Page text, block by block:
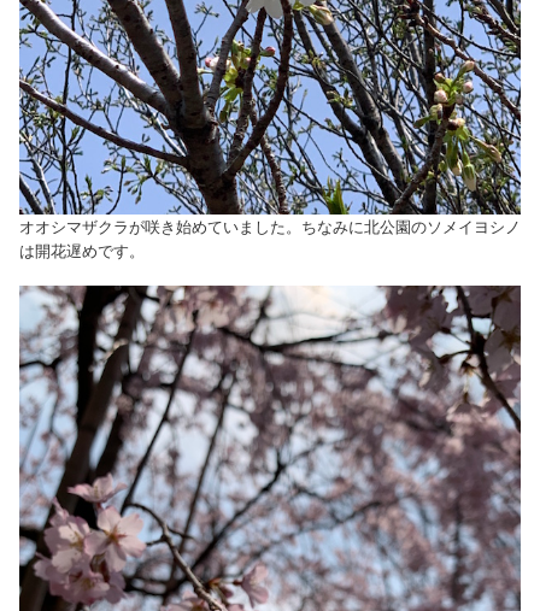
オオシマザクラが咲き始めていました。ちなみに北公園のソメイヨシノ
は開花遅めです。